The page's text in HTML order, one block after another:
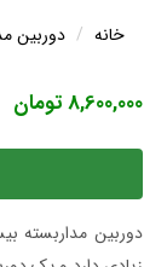
خانه دوربین
8,600,000 تومان